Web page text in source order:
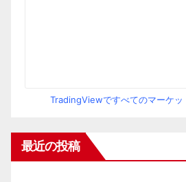
TradingViewですべてのマーケッ
最近の投稿